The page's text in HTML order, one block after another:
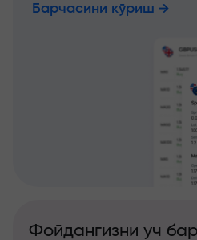
Барчасини кўриш
Фойдангизни уч